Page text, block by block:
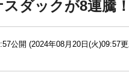
ダックが8連騰
公開 (2024年08月20日(火)09:57